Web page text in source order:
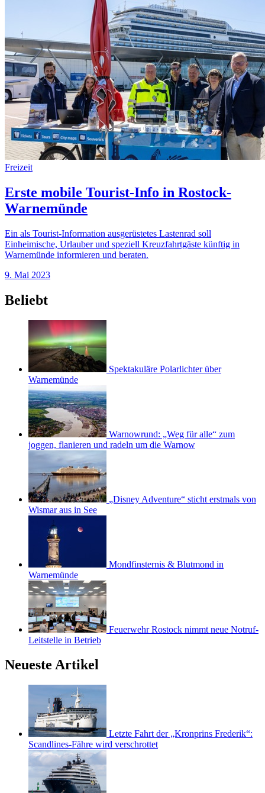
Freizeit
Erste mobile Tourist-Info in Rostock-
Warnemünde
Ein als Tourist-Information ausgerüstetes Lastenrad soll
Einheimische, Urlauber und speziell Kreuzfahrtgäste künftig in
Warnemünde informieren und beraten.
9. Mai 2023
Beliebt
Spektakuläre Polarlichter über
Warnemünde
Warnowrund: „Weg für alle“ zum
joggen, flanieren und radeln um die Warnow
„Disney Adventure“ sticht erstmals von
Wismar aus in See
Mondfinsternis & Blutmond in
Warnemünde
Feuerwehr Rostock nimmt neue Notruf-
Leitstelle in Betrieb
Neueste Artikel
Letzte Fahrt der „Kronprins Frederik“:
Scandlines-Fähre wird verschrottet